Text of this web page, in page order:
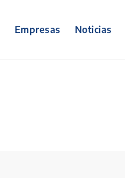
Empresas Noticias